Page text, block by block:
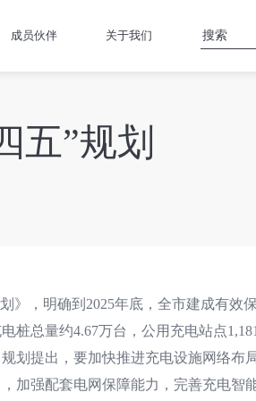
成员伙伴 关于我们
五”规划
》，明确到2025年底，全市建成有效
总量约4.67万台，公用充电站点
划提出，要加快推进充电设施网络布
加强配套电网保障能力，完善充电智